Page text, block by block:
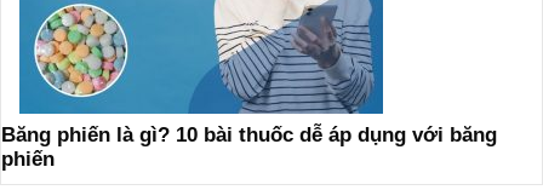
Băng phiến là gì? 10 bài thuốc dễ áp dụng với băng
phiến